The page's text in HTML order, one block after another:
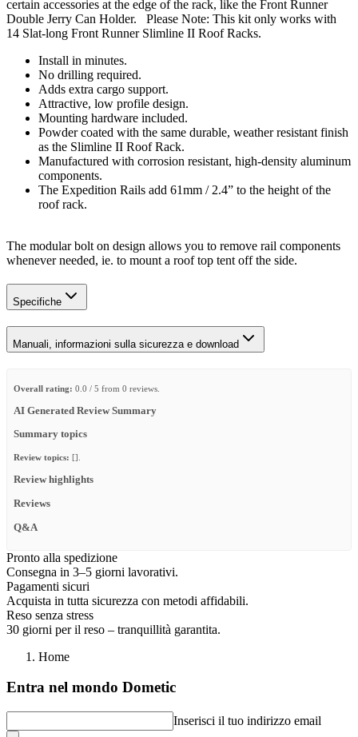
certain accessories at the edge of the rack, like the Front Runner
Double Jerry Can Holder. Please Note: This kit only works with
14 Slat-long Front Runner Slimline II Roof Racks.
Install in minutes.
No drilling required.
Adds extra cargo support.
Attractive, low profile design.
Mounting hardware included.
Powder coated with the same durable, weather resistant finish
as the Slimline II Roof Rack.
Manufactured with corrosion resistant, high-density aluminum
components.
The Expedition Rails add 61mm / 2.4” to the height of the
roof rack.
The modular bolt on design allows you to remove rail components
whenever needed, ie. to mount a roof top tent off the side.
Specifiche
Manuali, informazioni sulla sicurezza e download
Overall rating: 0.0 / 5 from 0 reviews.
AI Generated Review Summary
Summary topics
Review topics: [].
Review highlights
Reviews
Q&A
Pronto alla spedizione
Consegna in 3–5 giorni lavorativi.
Pagamenti sicuri
Acquista in tutta sicurezza con metodi affidabili.
Reso senza stress
30 giorni per il reso – tranquillità garantita.
Home
Entra nel mondo Dometic
Inserisci il tuo indirizzo email